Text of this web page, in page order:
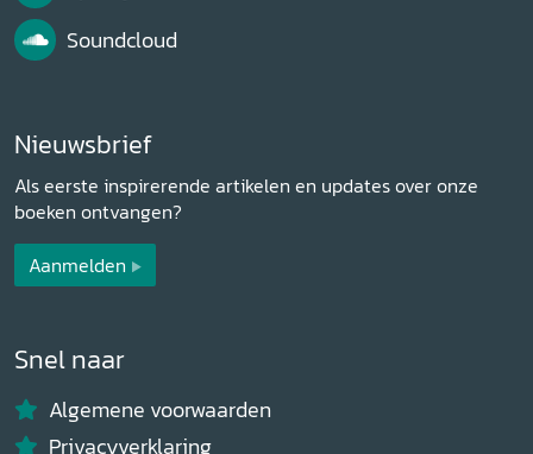
Soundcloud
Nieuwsbrief
Als eerste inspirerende artikelen en updates over onze
boeken ontvangen?
Aanmelden
Snel naar
Algemene voorwaarden
Privacyverklaring